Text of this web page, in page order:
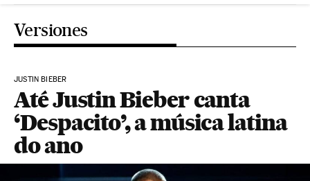
Versiones
JUSTIN BIEBER
Até Justin Bieber canta
‘Despacito’, a música latina
do ano